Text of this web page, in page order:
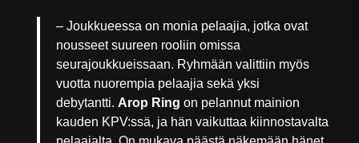
– Joukkueessa on monia pelaajia, jotka ovat
nousseet suureen rooliin omissa
seurajoukkueissaan. Ryhmään valittiin myös
vuotta nuorempia pelaajia sekä yksi
debytantti. Arop Ring on pelannut mainion
kauden KPV:ssä, ja hän vaikuttaa kiinnostavalta